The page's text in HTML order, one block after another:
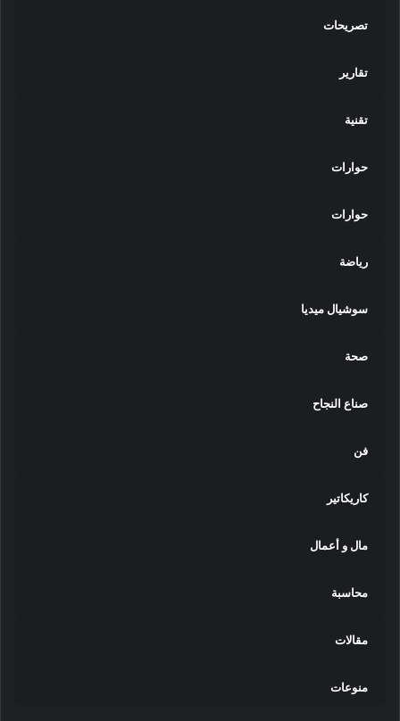
تصريحات
تقارير
تقنية
حوارات
حوارات
رياضة
سوشيال ميديا
صحة
صناع النجاح
فن
كاريكاتير
مال و أعمال
محاسبة
مقالات
منوعات